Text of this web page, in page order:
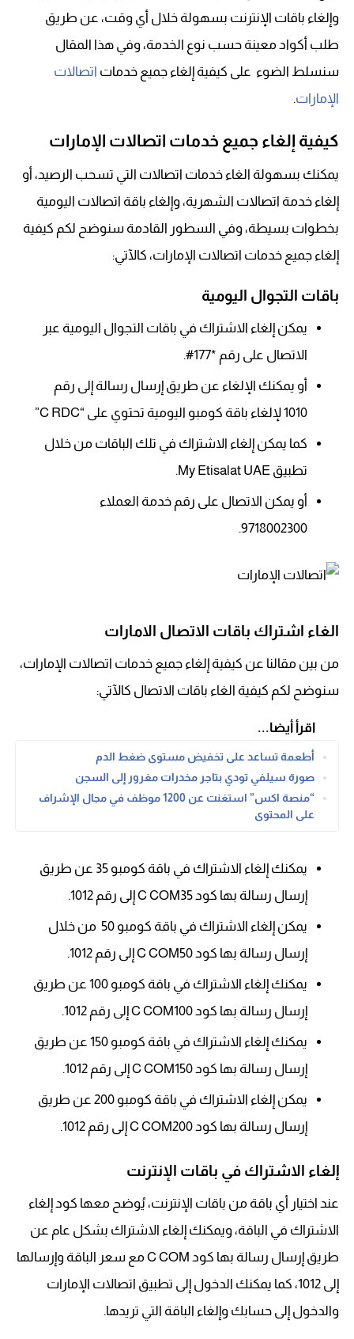
وإلغاء باقات الإنترنت بسهولة خلال أي وقت، عن طريق
طلب أكواد معينة حسب نوع الخدمة، وفي هذا المقال
سنسلط الضوء على كيفية إلغاء جميع خدمات اتصالات
الإمارات.
كيفية إلغاء جميع خدمات اتصالات الإمارات
يمكنك بسهولة الغاء خدمات اتصالات التي تسحب الرصيد، أو
إلغاء خدمة اتصالات الشهرية، وإلغاء باقة اتصالات اليومية
بخطوات بسيطة، وفي السطور القادمة سنوضح لكم كيفية
إلغاء جميع خدمات اتصالات الإمارات، كالآتي:
باقات التجوال اليومية
يمكن إلغاء الاشتراك في باقات التجوال اليومية عبر
الاتصال على رقم *177#.
أو يمكنك الإلغاء عن طريق إرسال رسالة إلى رقم
1010 لإلغاء باقة كومبو اليومية تحتوي على “C RDC”
كما يمكن إلغاء الاشتراك في تلك الباقات من خلال
تطبيق My Etisalat UAE.
أو يمكن الاتصال على رقم خدمة العملاء
9718002300.
الغاء اشتراك باقات الاتصال الامارات
من بين مقالنا عن كيفية إلغاء جميع خدمات اتصالات الإمارات،
سنوضح لكم كيفية الغاء باقات الاتصال كالآتي:
اقرأ أيضا...
أطعمة تساعد على تخفيض مستوى ضغط الدم
صورة سيلفي تودي بتاجر مخدرات مغرور إلى السجن
“منصة اكس” استغنت عن 1200 موظف في مجال الإشراف
على المحتوى
يمكنك إلغاء الاشتراك في باقة كومبو 35 عن طريق
إرسال رسالة بها كود C COM35 إلى رقم 1012.
يمكن إلغاء الاشتراك في باقة كومبو 50 من خلال
إرسال رسالة بها كود C COM50 إلى رقم 1012.
يمكنك إلغاء الاشتراك في باقة كومبو 100 عن طريق
إرسال رسالة بها كود C COM100 إلى رقم 1012.
يمكنك إلغاء الاشتراك في باقة كومبو 150 عن طريق
إرسال رسالة بها كود C COM150 إلى رقم 1012.
يمكن إلغاء الاشتراك في باقة كومبو 200 عن طريق
إرسال رسالة بها كود C COM200 إلى رقم 1012.
إلغاء الاشتراك في باقات الإنترنت
عند اختيار أي باقة من باقات الإنترنت، يُوضح معها كود إلغاء
الاشتراك في الباقة، ويمكنك إلغاء الاشتراك بشكل عام عن
طريق إرسال رسالة بها كود C COM مع سعر الباقة وإرسالها
إلى 1012، كما يمكنك الدخول إلى تطبيق اتصالات الإمارات
والدخول إلى حسابك وإلغاء الباقة التي تريدها.